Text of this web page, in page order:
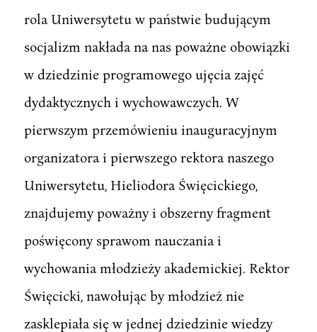
rola Uniwersytetu w państwie budującym
socjalizm nakłada na nas poważne obowiązki
w dziedzinie programowego ujęcia zajęć
dydaktycznych i wychowawczych. W
pierwszym przemówieniu inauguracyjnym
organizatora i pierwszego rektora naszego
Uniwersytetu, Hieliodora Święcickiego,
znajdujemy poważny i obszerny fragment
poświęcony sprawom nauczania i
wychowania młodzieży akademickiej. Rektor
Święcicki, nawołując by młodzież nie
zasklepiała się w jednej dziedzinie wiedzy